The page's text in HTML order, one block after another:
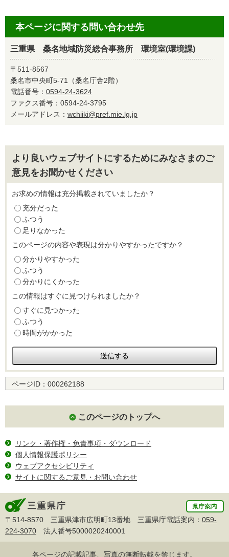
本ページに関する問い合わせ先
三重県 桑名地域防災総合事務所 環境室(環境課)
〒511-8567
桑名市中央町5-71（桑名庁舎2階）
電話番号： 0594-24-3624
ファクス番号：0594-24-3795
メールアドレス： wchiiki@pref.mie.lg.jp
より良いウェブサイトにするためにみなさまのご
意見をお聞かせください
お求めの情報は充分掲載されていましたか？
充分だった
ふつう
足りなかった
このページの内容や表現は分かりやすかったですか？
分かりやすかった
ふつう
分かりにくかった
この情報はすぐに見つけられましたか？
すぐに見つかった
ふつう
時間がかかった
ページID： 000262188
このページのトップへ
リンク・著作権・免責事項・ダウンロード
個人情報保護ポリシー
ウェブアクセシビリティ
サイトに関するご意見・お問い合わせ
〒514-8570 三重県津市広明町13番地 三重県庁電話案内： 059-
224-3070 法人番号5000020240001
各ページの記載記事、写真の無断転載を禁じます。